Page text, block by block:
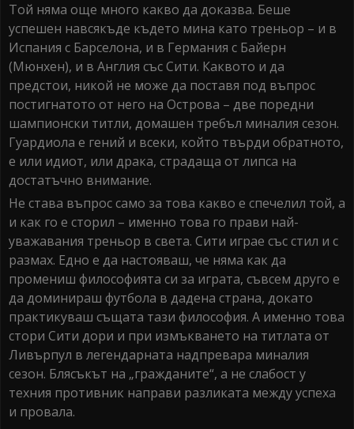
Той няма още много какво да доказва. Беше
успешен навсякъде където мина като треньор – и в
Испания с Барселона, и в Германия с Байерн
(Мюнхен), и в Англия със Сити. Каквото и да
предстои, никой не може да поставя под въпрос
постигнатото от него на Острова – две поредни
шампионски титли, домашен требъл миналия сезон.
Гуардиола е гений и всеки, който твърди обратното,
е или идиот, или драка, страдаща от липса на
достатъчно внимание.
Не става въпрос само за това какво е спечелил той, а
и как го е сторил – именно това го прави най-
уважавания треньор в света. Сити играе със стил и с
размах. Едно е да настояваш, че няма как да
промениш философията си за играта, съвсем друго е
да доминираш футбола в дадена страна, докато
практикуваш същата тази философия. А именно това
стори Сити дори и при измъкването на титлата от
Ливърпул в легендарната надпревара миналия
сезон. Блясъкът на „гражданите“, а не слабост у
техния противник направи разликата между успеха
и провала.